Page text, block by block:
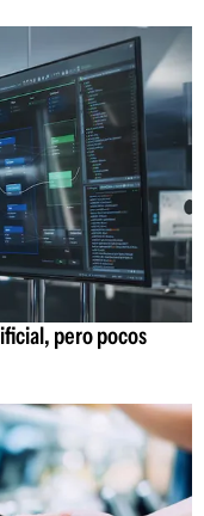
pero pocos